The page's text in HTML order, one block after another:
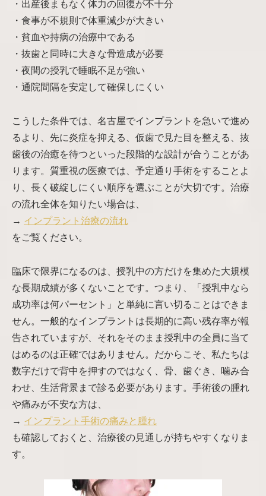
・出産後まもなく体力の回復が不十分
・食事が不規則で体重減少が大きい
・貧血や持病の治療中である
・抜歯と同時に大きな骨造成が必要
・夜間の授乳で睡眠不足が強い
・通院間隔を安定して確保しにくい
こうした条件では、名古屋でインプラントを急いで進め
るより、先に炎症を抑える、仮歯で見た目を整える、抜
歯後の治癒を待つといった段階的な設計が合うことがあ
ります。質重視の医療では、予定通り手術をすることよ
り、長く破綻しにくい順序を選ぶことが大切です。治療
の流れ全体を知りたい場合は、
→ インプラント治療の流れ
をご覧ください。
臨床で限界になるのは、授乳中の方だけを集めた大規模
な長期成績が多くないことです。つまり、「授乳中なら
成功率は何パーセント」と単純に言い切ることはできま
せん。一般的なインプラントは長期的に高い残存率が報
告されていますが、それをそのまま授乳中の全員に当て
はめるのは正確ではありません。だからこそ、私たちは
数字だけで背中を押すのではなく、骨、歯ぐき、噛み合
わせ、生活背景まで診る必要があります。手術後の腫れ
や痛みが不安な方は、
→ インプラント手術の痛みと腫れ
も確認しておくと、治療後の見通しが持ちやすくなりま
す。